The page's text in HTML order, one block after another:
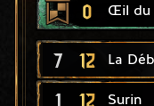
0 Œil du
7 12 La
1 12 Surin